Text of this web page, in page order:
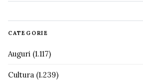
CATEGORIE
Auguri (1.117)
Cultura (1.239)